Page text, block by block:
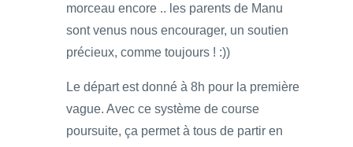
morceau encore .. les parents de Manu
sont venus nous encourager, un soutien
précieux, comme toujours ! :))
Le départ est donné à 8h pour la première
vague. Avec ce système de course
poursuite, ça permet à tous de partir en